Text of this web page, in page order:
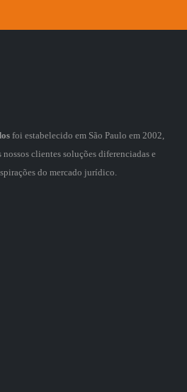
foi estabelecido em São Paulo em 2002,
clientes soluções diferenciadas e
do mercado jurídico.